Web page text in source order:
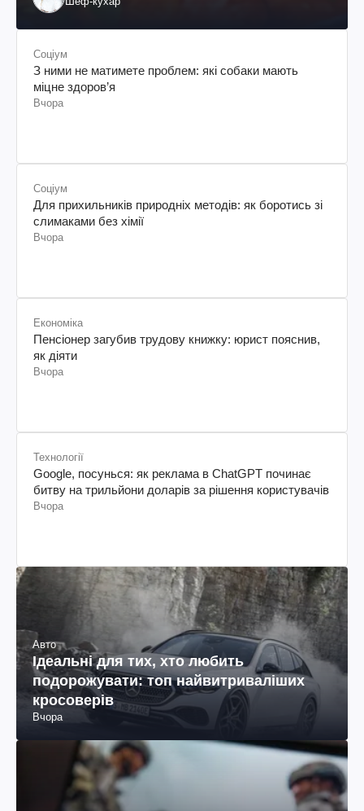
Соціум
З ними не матимете проблем: які собаки мають
міцне здоров’я
Вчора
Соціум
Для прихильників природніх методів: як боротись зі
слимаками без хімії
Вчора
Економіка
Пенсіонер загубив трудову книжку: юрист пояснив,
як діяти
Вчора
Технології
Google, посунься: як реклама в ChatGPT починає
битву на трильйони доларів за рішення користувачів
Вчора
Авто
Ідеальні для тих, хто любить
подорожувати: топ найвитриваліших
кросоверів
Вчора